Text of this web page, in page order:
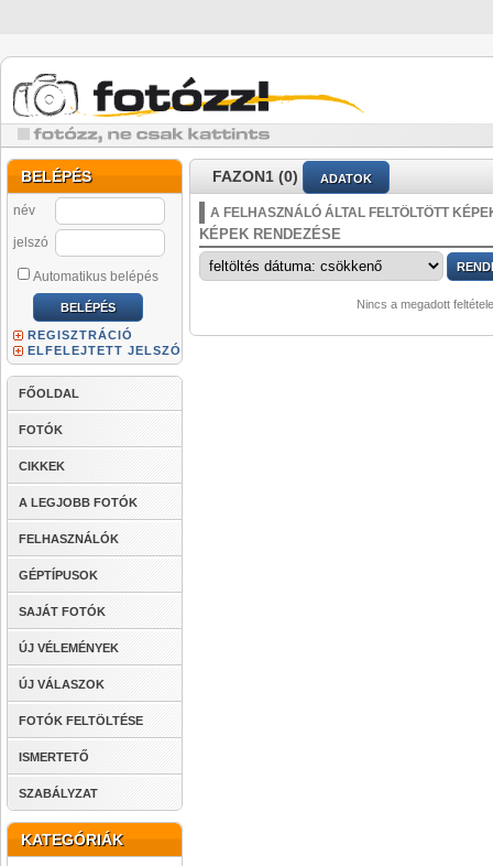
BELÉPÉS
név
jelszó
Automatikus belépés
REGISZTRÁCIÓ
ELFELEJTETT JELSZÓ
FŐOLDAL
FOTÓK
CIKKEK
A LEGJOBB FOTÓK
FELHASZNÁLÓK
GÉPTÍPUSOK
SAJÁT FOTÓK
ÚJ VÉLEMÉNYEK
ÚJ VÁLASZOK
FOTÓK FELTÖLTÉSE
ISMERTETŐ
SZABÁLYZAT
KATEGÓRIÁK
FAZON1 (0) ADATOK
A FELHASZNÁLÓ ÁLTAL FELTÖLTÖTT
KÉPEK RENDEZÉSE
Nincs a megadott